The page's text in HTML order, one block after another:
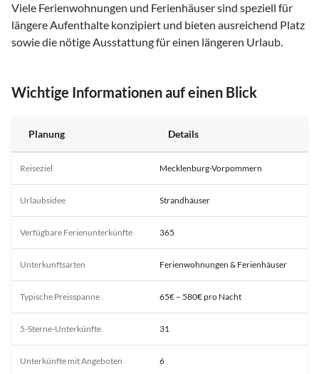
Viele Ferienwohnungen und Ferienhäuser sind speziell für
längere Aufenthalte konzipiert und bieten ausreichend Platz
sowie die nötige Ausstattung für einen längeren Urlaub.
Wichtige Informationen auf einen Blick
Planung Details
Reiseziel Mecklenburg-Vorpommern
Urlaubsidee Strandhäuser
Verfügbare Ferienunterkünfte 365
Unterkunftsarten Ferienwohnungen & Ferienhäuser
Typische Preisspanne 65€ – 580€ pro Nacht
5-Sterne-Unterkünfte 31
Unterkünfte mit Angeboten 6